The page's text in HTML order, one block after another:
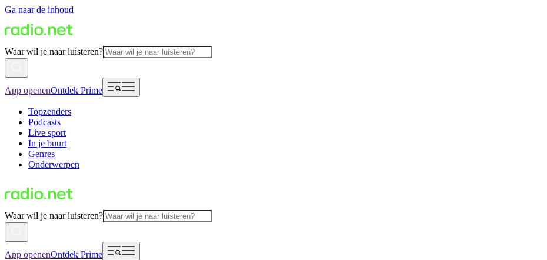
Ga naar de inhoud
Waar wil je naar luisteren?
App openenOntdek Prime
Topzenders
Podcasts
Live sport
In je buurt
Genres
Onderwerpen
Waar wil je naar luisteren?
App openenOntdek Prime